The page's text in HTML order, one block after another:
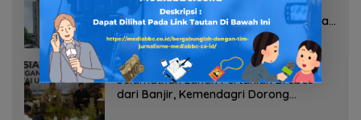
Pelayanan Kinerja Dan Transparansi
Sanksi P2TL PLN Dipertanyakan, Upaya
Konfirmasi GM PLN UID S2JB Terkesan
Tutup Mata
Agustus 7, 2026
Selamatkan Lahan Pertanian Brebes
dari Banjir, Kemendagri Dorong